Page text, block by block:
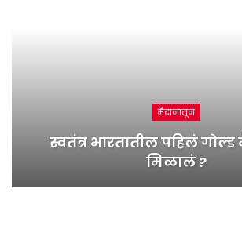
मैदानातून
स्वतंत्र भारतातील पहिलं
मिळालं ?